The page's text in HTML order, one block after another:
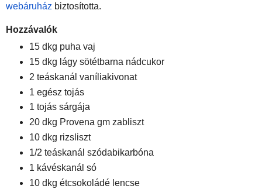
webáruház biztosította.
Hozzávalók
15 dkg puha vaj
15 dkg lágy sötétbarna nádcukor
2 teáskanál vaníliakivonat
1 egész tojás
1 tojás sárgája
20 dkg Provena gm zabliszt
10 dkg rizsliszt
1/2 teáskanál szódabikarbóna
1 kávéskanál só
10 dkg étcsokoládé lencse